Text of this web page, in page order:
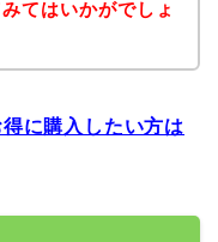
てはいかがでしょ
に購入したい方は